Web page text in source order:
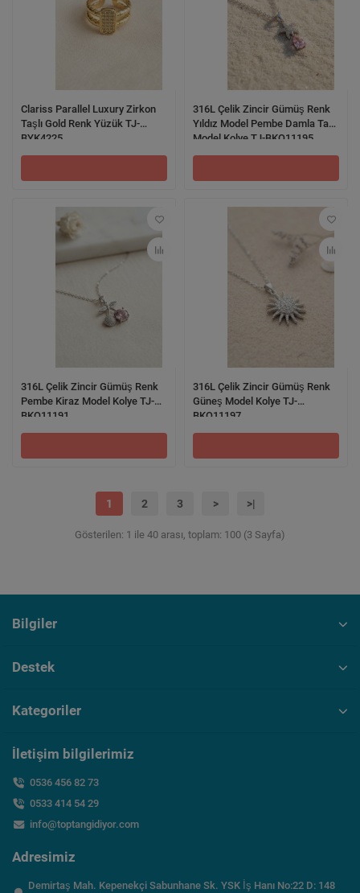
Clariss Parallel Luxury Zirkon
Taşlı Gold Renk Yüzük TJ-
BYK4225
316L Çelik Zincir Gümüş Renk
Yıldız Model Pembe Damla Taş
Model Kolye TJ-BKO11195
316L Çelik Zincir Gümüş Renk
Pembe Kiraz Model Kolye TJ-
BKO11191
316L Çelik Zincir Gümüş Renk
Güneş Model Kolye TJ-
BKO11197
1 2 3 > >|
Gösterilen: 1 ile 40 arası, toplam: 100 (3 Sayfa)
Bilgiler
Destek
Kategoriler
İletişim bilgilerimiz
0536 456 82 73
0533 414 54 29
info@toptangidiyor.com
Adresimiz
Demirtaş Mah. Kepenekçi Sabunhane Sk. YSK İş Hanı No:22 D: 148